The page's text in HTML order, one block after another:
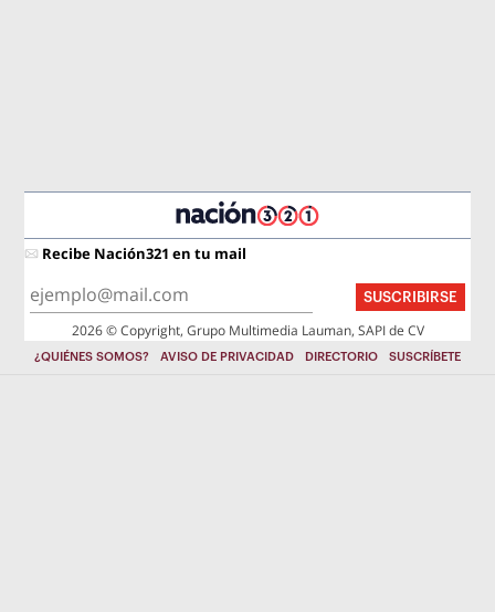
Recibe Nación321 en tu mail
SUSCRIBIRSE
2026 © Copyright, Grupo Multimedia Lauman, SAPI de CV
¿QUIÉNES SOMOS? AVISO DE PRIVACIDAD DIRECTORIO SUSCRÍBETE